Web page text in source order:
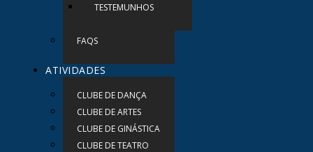
TESTEMUNHOS
FAQS
ATIVIDADES
CLUBE DE DANÇA
CLUBE DE ARTES
CLUBE DE GINÁSTICA
CLUBE DE TEATRO